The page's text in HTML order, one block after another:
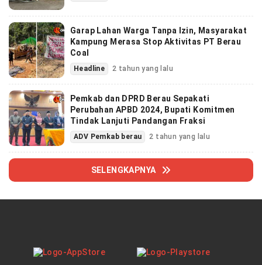
Garap Lahan Warga Tanpa Izin, Masyarakat
Kampung Merasa Stop Aktivitas PT Berau
Coal
Headline 2 tahun yang lalu
Pemkab dan DPRD Berau Sepakati
Perubahan APBD 2024, Bupati Komitmen
Tindak Lanjuti Pandangan Fraksi
ADV Pemkab berau 2 tahun yang lalu
SELENGKAPNYA